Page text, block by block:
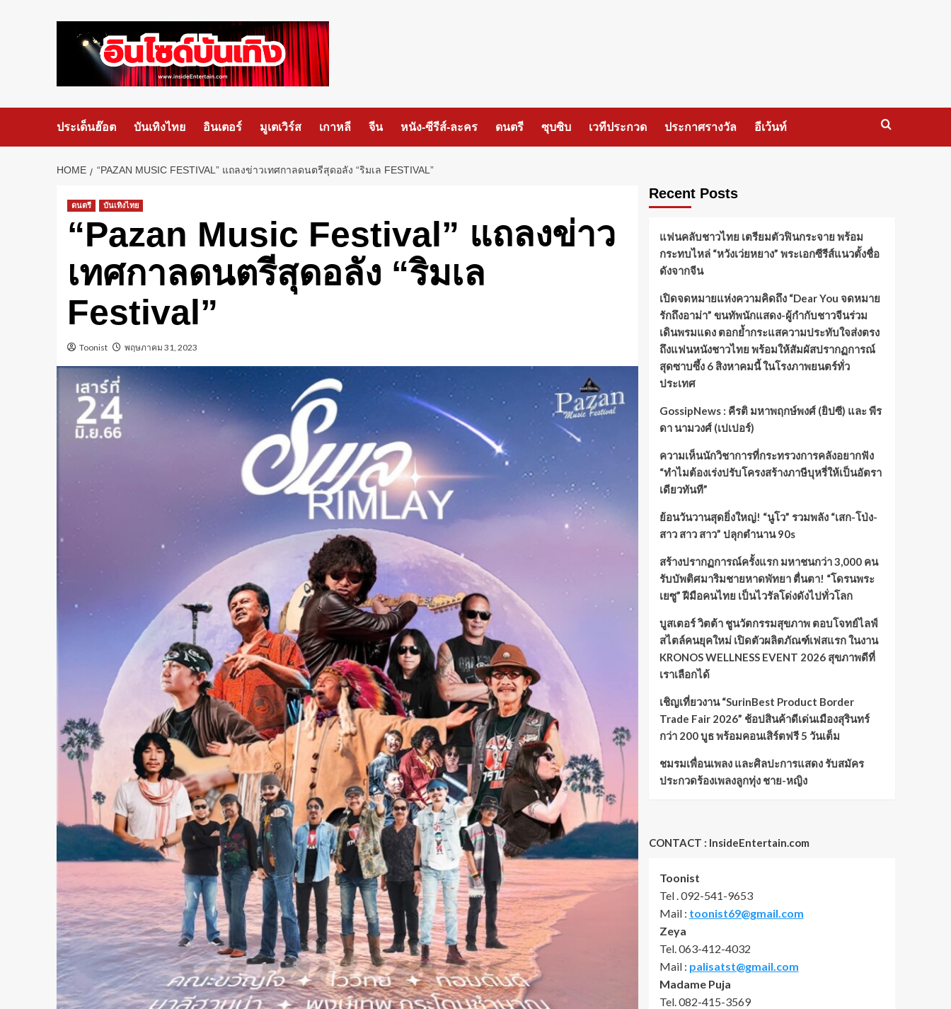
ประเด็นฮ๊อต บันเทิงไทย อินเตอร์ มูเตเวิร์ส เกาหลี จีน หนัง-ซีรีส์-ละคร ดนตรี ซุบซิบ เวทีประกวด ประกาศรางวัล อีเว้นท์
HOME “PAZAN MUSIC FESTIVAL” แถลงข่าวเทศกาลดนตรีสุดอลัง “ริมเล FESTIVAL”
ดนตรี บันเทิงไทย
“Pazan Music Festival” แถลงข่าว
เทศกาลดนตรีสุดอลัง “ริมเล
Festival”
Toonist พฤษภาคม 31, 2023
Recent Posts
แฟนคลับชาวไทย เตรียมตัวฟินกระจาย พร้อม
กระทบไหล่ “หวังเว่ยหยาง” พระเอกซีรีส์แนวตั้งชื่อ
ดังจากจีน
เปิดจดหมายแห่งความคิดถึง “Dear You จดหมาย
รักถึงอาม่า” ขนทัพนักแสดง-ผู้กำกับชาวจีนร่วม
เดินพรมแดง ตอกย้ำกระแสความประทับใจส่งตรง
ถึงแฟนหนังชาวไทย พร้อมให้สัมผัสปรากฏการณ์
สุดซาบซึ้ง 6 สิงหาคมนี้ ในโรงภาพยนตร์ทั่ว
ประเทศ
GossipNews : คีรติ มหาพฤกษ์พงศ์ (ยิปซี) และ พีร
ดา นามวงศ์ (เปเปอร์)
ความเห็นนักวิชาการที่กระทรวงการคลังอยากฟัง
“ทำไมต้องเร่งปรับโครงสร้างภาษีบุหรี่ให้เป็นอัตรา
เดียวทันที”
ย้อนวันวานสุดยิ่งใหญ่! “นูโว” รวมพลัง “เสก-โป่ง-
สาว สาว สาว” ปลุกตำนาน 90s
สร้างปรากฏการณ์ครั้งแรก มหาชนกว่า 3,000 คน
รับบัพติศมาริมชายหาดพัทยา ตื่นตา! “โดรนพระ
เยซู” ฝีมือคนไทย เป็นไวรัลโด่งดังไปทั่วโลก
บูสเตอร์ วิตต้า ชูนวัตกรรมสุขภาพ ตอบโจทย์ไลฟ์
สไตล์คนยุคใหม่ เปิดตัวผลิตภัณฑ์เฟสแรก ในงาน
KRONOS WELLNESS EVENT 2026 สุขภาพดีที่
เราเลือกได้
เชิญเที่ยวงาน “SurinBest Product Border
Trade Fair 2026” ช้อปสินค้าดีเด่นเมืองสุรินทร์
กว่า 200 บูธ พร้อมคอนเสิร์ตฟรี 5 วันเต็ม
ชมรมเพื่อนเพลง และศิลปะการแสดง รับสมัคร
ประกวดร้องเพลงลูกทุ่ง ชาย-หญิง
CONTACT : InsideEntertain.com
Toonist
Tel . 092-541-9653
Mail : toonist69@gmail.com
Zeya
Tel. 063-412-4032
Mail : palisatst@gmail.com
Madame Puja
Tel. 082-415-3569